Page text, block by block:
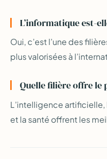
L’informatique est-
Oui, c’est l’une des
plus valorisées à
Quelle filière offre le
L’intelligence
et la santé offrent les